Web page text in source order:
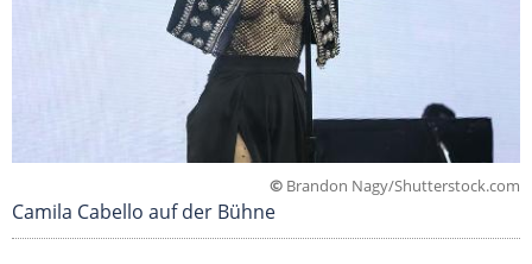
© Brandon Nagy/Shutterstock.com
Camila Cabello auf der Bühne